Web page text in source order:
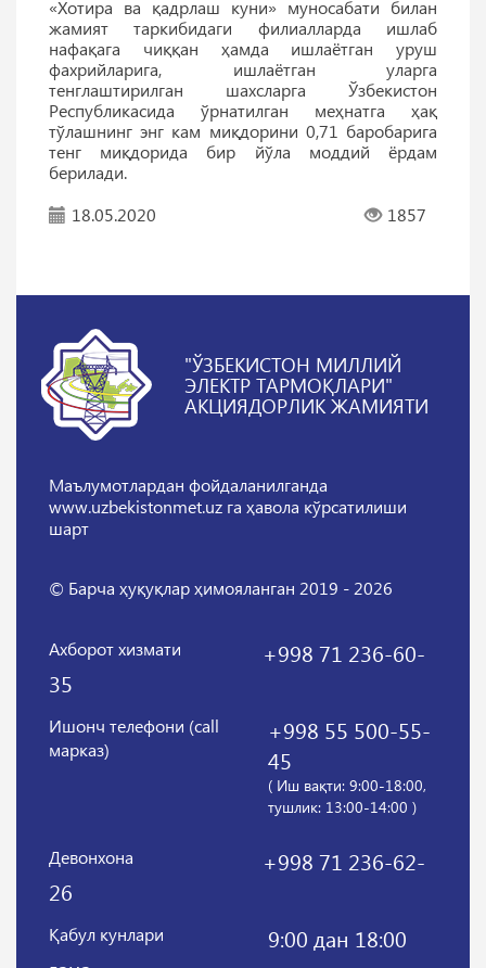
«Хотира ва қадрлаш куни» муносабати билан
жамият таркибидаги филиалларда ишлаб
нафақага чиққан ҳамда ишлаётган уруш
фахрийларига, ишлаётган уларга
тенглаштирилган шахсларга Ўзбекистон
Республикасида ўрнатилган меҳнатга ҳақ
тўлашнинг энг кам миқдорини 0,71 баробарига
тенг миқдорида бир йўла моддий ёрдам
берилади.
18.05.2020
1857
"ЎЗБЕКИСТОН МИЛЛИЙ
ЭЛЕКТР ТАРМОҚЛАРИ"
АКЦИЯДОРЛИК ЖАМИЯТИ
Маълумотлардан фойдаланилганда
www.uzbekistonmet.uz га ҳавола кўрсатилиши
шарт
© Барча ҳуқуқлар ҳимояланган 2019 - 2026
Ахборот хизмати
+998 71 236-60-
35
Ишонч телефони (call
марказ)
+998 55 500-55-
45
( Иш вақти: 9:00-18:00,
тушлик: 13:00-14:00 )
Девонхона
+998 71 236-62-
26
Қабул кунлари
9:00 дан 18:00